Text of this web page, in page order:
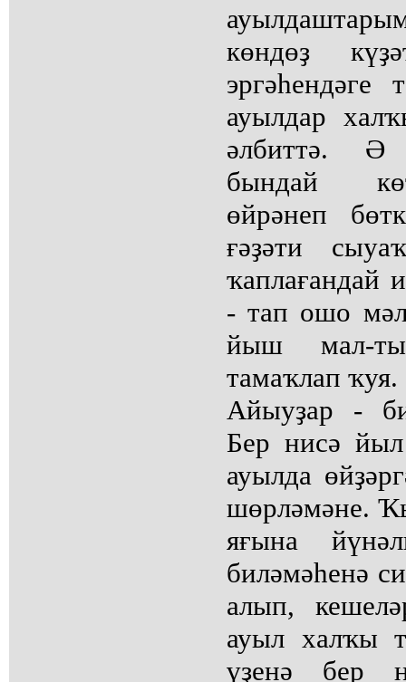
көндөҙ
эргәһендәге
ауылдар
әлбиттә. Ә
бындай
өйрәнеп
ғәҙәти
ҡаплағандай
- тап ошо
йыш мал-
тамаҡлап ҡуя.
Айыуҙар -
Бер нисә
ауылда
шөрләмәне.
яғына
биләмәһенә
алып,
ауыл халҡы
үҙенә бер